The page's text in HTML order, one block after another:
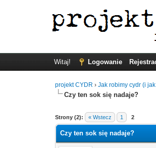
Witaj! Logowanie
projekt CYDR ›Jak robimy cydr (i
Czy ten sok się nadaje?
Strony (2): « Wstecz 1 2
Czy ten sok się nadaje?